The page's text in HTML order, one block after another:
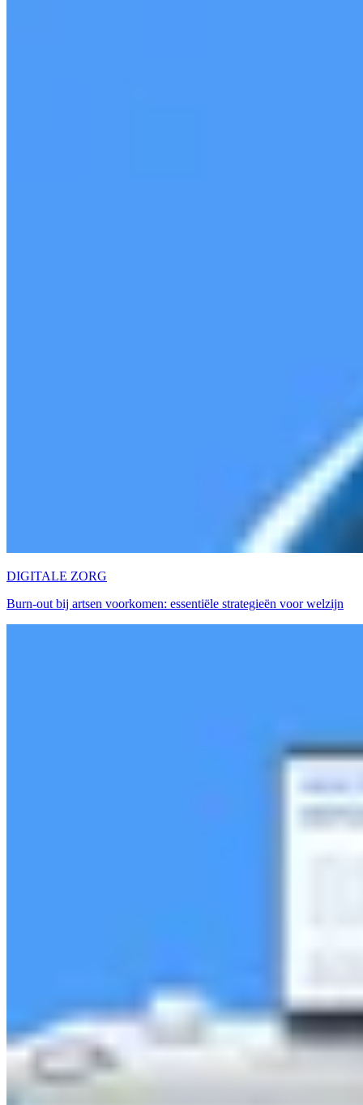
DIGITALE ZORG
Burn-out bij artsen voorkomen: essentiële strategieën voor welzijn